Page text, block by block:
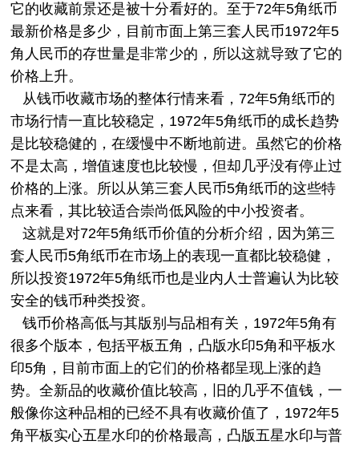
它的收藏前景还是被十分看好的。至于72年5角纸币
最新价格是多少，目前市面上第三套人民币1972年5
角人民币的存世量是非常少的，所以这就导致了它的
价格上升。
从钱币收藏市场的整体行情来看，72年5角纸币的
市场行情一直比较稳定，1972年5角纸币的成长趋势
是比较稳健的，在缓慢中不断地前进。虽然它的价格
不是太高，增值速度也比较慢，但却几乎没有停止过
价格的上涨。所以从第三套人民币5角纸币的这些特
点来看，其比较适合崇尚低风险的中小投资者。
这就是对72年5角纸币价值的分析介绍，因为第三
套人民币5角纸币在市场上的表现一直都比较稳健，
所以投资1972年5角纸币也是业内人士普遍认为比较
安全的钱币种类投资。
钱币价格高低与其版别与品相有关，1972年5角有
很多个版本，包括平板五角，凸版水印5角和平板水
印5角，目前市面上的它们的价格都呈现上涨的趋
势。全新品的收藏价值比较高，旧的几乎不值钱，一
般像你这种品相的已经不具有收藏价值了，1972年5
角平板实心五星水印的价格最高，凸版五星水印与普